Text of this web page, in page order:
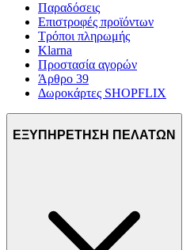
Παραδόσεις
Επιστροφές προϊόντων
Τρόποι πληρωμής
Klarna
Προστασία αγορών
Άρθρο 39
Δωροκάρτες SHOPFLIX
ΕΞΥΠΗΡΕΤΗΣΗ ΠΕΛΑΤΩΝ